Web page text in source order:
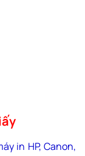
in HP, Canon,